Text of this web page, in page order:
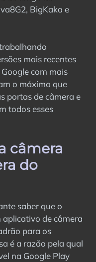
BigKaka e
mais recentes
com mais
o máximo que
portas de câmera e
todos esses
câmera
do
saber que o
aplicativo de câmera
para os
é a razão pela qual
na Google Play